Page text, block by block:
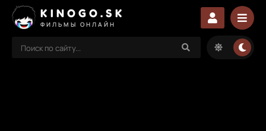
KINOGO.SK
ФИЛЬМЫ ОНЛАЙН